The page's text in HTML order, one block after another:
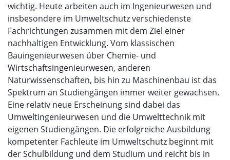
wichtig. Heute arbeiten auch im Ingenieurwesen und
insbesondere im Umweltschutz verschiedenste
Fachrichtungen zusammen mit dem Ziel einer
nachhaltigen Entwicklung. Vom klassischen
Bauingenieurwesen über Chemie- und
Wirtschaftsingenieurwesen, anderen
Naturwissenschaften, bis hin zu Maschinenbau ist das
Spektrum an Studiengängen immer weiter gewachsen.
Eine relativ neue Erscheinung sind dabei das
Umweltingenieurwesen und die Umwelttechnik mit
eigenen Studiengängen. Die erfolgreiche Ausbildung
kompetenter Fachleute im Umweltschutz beginnt mit
der Schulbildung und dem Studium und reicht bis in